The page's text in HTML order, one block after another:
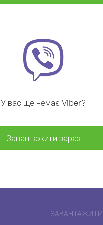
У вас ще немає Viber?
Завантажити зараз
ЗАВАНТАЖИТИ